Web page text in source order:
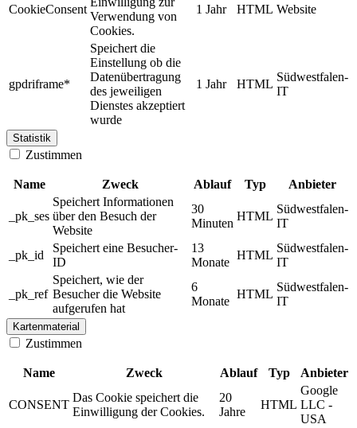
CookieConsent
Verwendung von
Cookies.
1 Jahr HTML Website
gpdriframe*
Speichert die
Einstellung ob die
Datenübertragung
des jeweiligen
Dienstes akzeptiert
wurde
1 Jahr HTML
Südwestfalen-
IT
Statistik
Zustimmen
Name Zweck Ablauf Typ Anbieter
_pk_ses
Speichert Informationen
über den Besuch der
Website
30
Minuten
HTML
Südwestfalen-
IT
_pk_id
Speichert eine Besucher-
ID
13
Monate
HTML
Südwestfalen-
IT
_pk_ref
Speichert, wie der
Besucher die Website
aufgerufen hat
6
Monate
HTML
Südwestfalen-
IT
Kartenmaterial
Zustimmen
Name Zweck Ablauf Typ Anbieter
CONSENT
Das Cookie speichert die
Einwilligung der Cookies.
20
Jahre
HTML
Google
LLC -
USA